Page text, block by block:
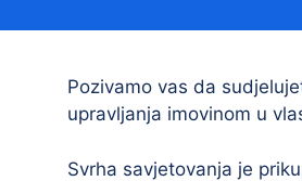
Pozivamo vas da
upravljanja imovinom u
Svrha savjetovanja je